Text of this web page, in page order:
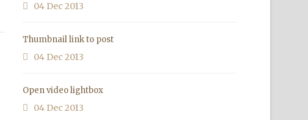
04 Dec 2013
Thumbnail link to post
04 Dec 2013
Open video lightbox
04 Dec 2013